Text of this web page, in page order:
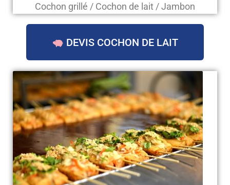
Cochon grillé / Cochon de lait / Jambon
DEVIS COCHON DE LAIT